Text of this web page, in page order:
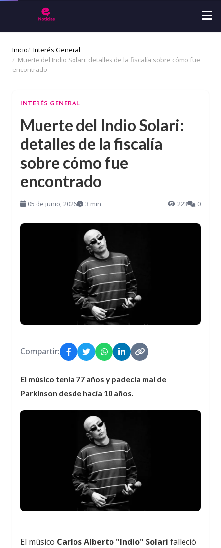
Inicio
Interés General
Muerte del Indio Solari: detalles de la fiscalía sobre cómo fue
encontrado
INTERÉS GENERAL
Muerte del Indio Solari:
detalles de la fiscalía
sobre cómo fue
encontrado
05 de junio, 2026 3 min 223 0
Compartir:
El músico tenía 77 años y padecía mal de
Parkinson desde hacía 10 años.
El músico Carlos Alberto "Indio" Solari falleció